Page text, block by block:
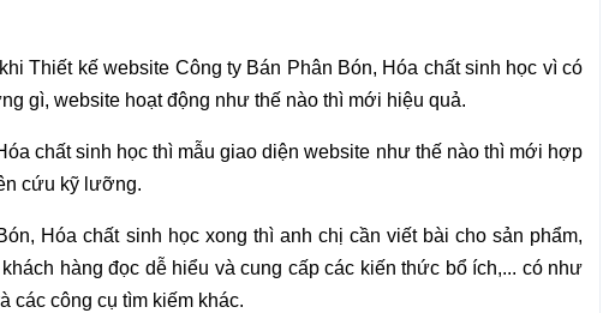
Thiết kế website Công ty Bán Phân Bón, Hóa chất sinh học vì có
gì, website hoạt động như thế nào thì mới hiệu quả.
chất sinh học thì mẫu giao diện website như thế nào thì mới hợp
cứu kỹ lưỡng.
Hóa chất sinh học xong thì anh chị cần viết bài cho sản phẩm,
hàng đọc dễ hiểu và cung cấp các kiến thức bổ ích,... có như
các công cụ tìm kiếm khác.